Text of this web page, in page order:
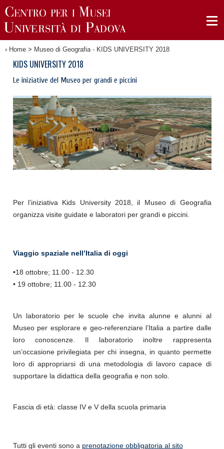
› Home > Museo di Geografia - KIDS UNIVERSITY 2018
KIDS UNIVERSITY 2018
Le iniziative del Museo per grandi e piccini
Per l’iniziativa Kids University 2018, il Museo di Geografia
organizza visite guidate e laboratori per grandi e piccini.
Viaggio spaziale nell’Italia di oggi
•18 ottobre; 11.00 - 12.30
• 19 ottobre; 11.00 - 12.30
Un laboratorio per le scuole che invita alunne e alunni al
Museo per esplorare e geo-referenziare l’Italia a partire dalle
loro conoscenze. Il laboratorio inoltre rappresenta
un’occasione privilegiata per chi insegna, in quanto permette
loro di appropriarsi di una metodologia di lavoro capace di
supportare la didattica della geografia e non solo.
Fascia di età: classe IV e V della scuola primaria
Tutti gli eventi sono a prenotazione obbligatoria al sito